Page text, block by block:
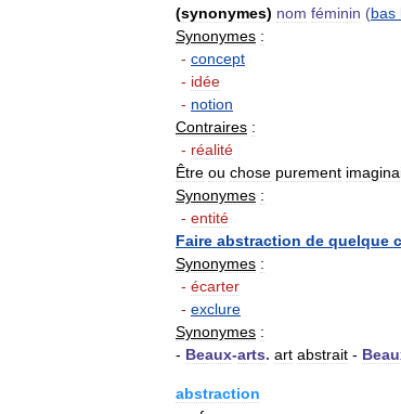
(synonymes) nom féminin (bas
Synonymes :
- concept
- idée
- notion
Contraires :
- réalité
Être ou chose purement
Synonymes :
- entité
Faire abstraction de quelque
Synonymes :
- écarter
- exclure
Synonymes :
- Beaux-arts. art abstrait -
abstraction